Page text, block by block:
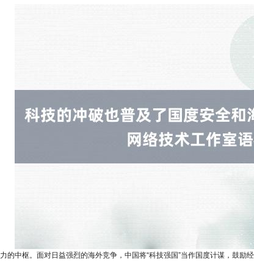
中枢。面对日益强烈的海外竞争，中国将“科技强国”当作国度计谋，鼓励经